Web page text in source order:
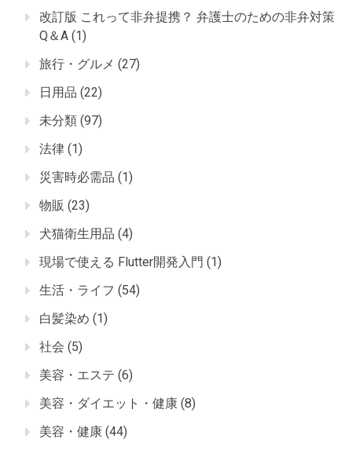
改訂版 これって非弁提携？ 弁護士のための非弁対策
Q＆A (1)
旅行・グルメ (27)
日用品 (22)
未分類 (97)
法律 (1)
災害時必需品 (1)
物販 (23)
犬猫衛生用品 (4)
現場で使える Flutter開発入門 (1)
生活・ライフ (54)
白髪染め (1)
社会 (5)
美容・エステ (6)
美容・ダイエット・健康 (8)
美容・健康 (44)